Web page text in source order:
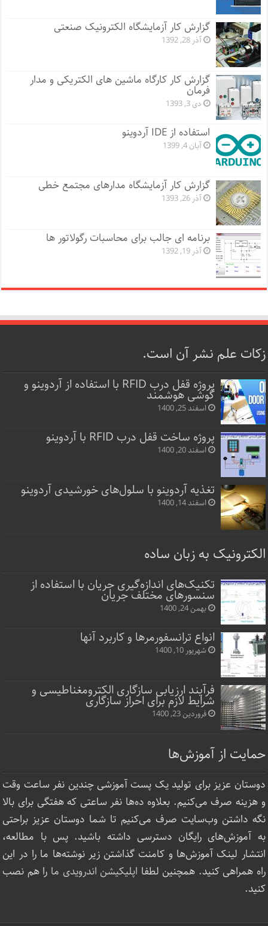
گزارش کار آزمایشگاه الکترونیک صنعتی
آذر 28, 1392
گزارش کار کارگاه ماشین های الکتریکی و مدار
فرمان
دی 3, 1393
استفاده از IDE آردوینو
آبان 4, 1399
گزارش کار آزمایشگاه مدارهای مجتمع خطی
آذر 26, 1393
برنامه ای جالب برای محاسبات رگولاتور ها
آذر 19, 1392
زکات علم نشر آن است.
پروژه قفل‌ درب RFID با استفاده از آردوینو و
گوشی هوشمند
اسفند 25, 1400
پروژه ساخت قفل‌ درب RFID با آردوینو
اسفند 20, 1400
تغذیه آردوینو با سلول‌های خورشیدی آردوینو
اسفند 14, 1400
الکترونیک به زبان ساده
تکنیک‌های اندازه‌گیری جریان با استفاده از
سنسورهای مختلف جریان
بهمن 24, 1400
انواع ترانسفورمرها و کاربرد آنها
شهریور 10, 1400
فرآیند ارزیابی سازگاری الکترومغناطیسی و
شرایط لازم برای احراز سازگاری
فروردین 23, 1400
حمایت از آموزش‌ها
دوستان عزیز برای تولید یک پست آموزشی چندین نفر ساعت‌ وقت
و هزینه صرف می‌کنیم. بعلاوه ده‌ها نفر ساعتی که هفتگی برای بالا
نگه داشتن وب‌سایت صرف ‌می‌کنیم تا شما دوستان عزیز براحتی
به آموزش‌های رایگان دسترسی داشته باشید. پس با مطالعه،
انتشار لینک‌ آموزش‌ها و کامنت گذاشتن زیر نوشته‌‌ها ما را در این
راه همراهی کنید. همچنین لطفا اپلیکیشن اندرویدی ما را هم نصب
کنید.